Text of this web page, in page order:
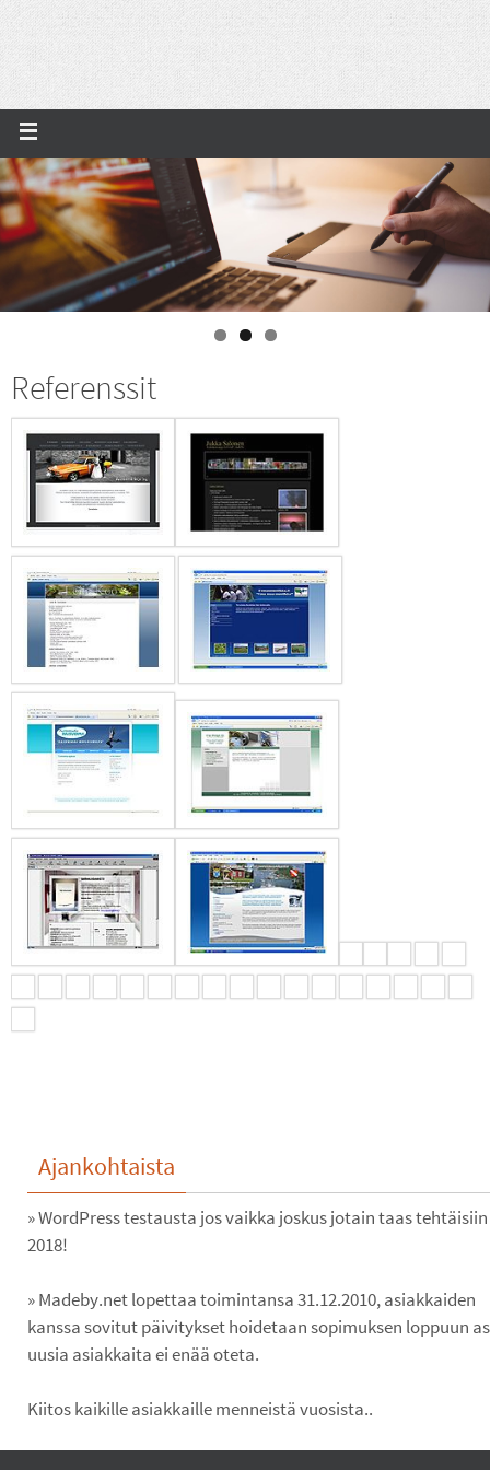
Referenssit
Ajankohtaista
» WordPress testausta jos vaikka joskus jotain taas tehtäisiin
2018!
» Madeby.net lopettaa toimintansa 31.12.2010, asiakkaiden
kanssa sovitut päivitykset hoidetaan sopimuksen loppuun
uusia asiakkaita ei enää oteta.
Kiitos kaikille asiakkaille menneistä vuosista..